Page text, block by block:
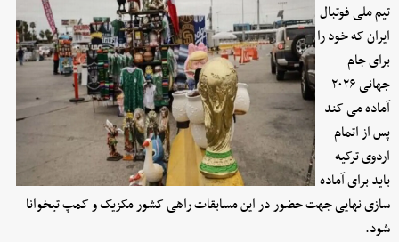
تیم ملی فوتبال
ایران که خود را
برای جام
جهانی ۲۰۲۶
آماده می کند
پس از اتمام
اردوی ترکیه
باید برای آماده
سازی نهایی جهت حضور در این مسابقات راهی کشور مکزیک و کمپ تیخوانا
شود.